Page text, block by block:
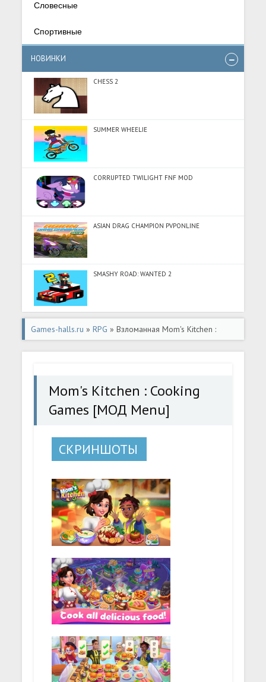
Словесные
Спортивные
НОВИНКИ
CHESS 2
SUMMER WHEELIE
CORRUPTED TWILIGHT FNF MOD
ASIAN DRAG CHAMPION PVPONLINE
SMASHY ROAD: WANTED 2
Games-halls.ru »RPG » Взломанная Mom's Kitchen :
Cooking Games [МОД Menu] - последняя версия apk на
Mom's Kitchen : Cooking
Games [МОД Menu]
СКРИНШОТЫ